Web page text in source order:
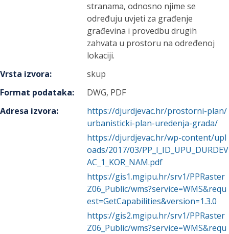
stranama, odnosno njime se
određuju uvjeti za građenje
građevina i provedbu drugih
zahvata u prostoru na određenoj
lokaciji.
Vrsta izvora:
skup
Format podataka:
DWG, PDF
Adresa izvora:
https://djurdjevac.hr/prostorni-plan/
urbanisticki-plan-uredenja-grada/
https://djurdjevac.hr/wp-content/upl
oads/2017/03/PP_I_ID_UPU_DURDEV
AC_1_KOR_NAM.pdf
https://gis1.mgipu.hr/srv1/PPRaster
Z06_Public/wms?service=WMS&requ
est=GetCapabilities&version=1.3.0
https://gis2.mgipu.hr/srv1/PPRaster
Z06_Public/wms?service=WMS&requ